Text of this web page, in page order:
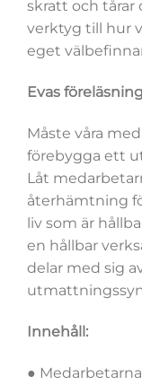
skratt och tårar
verktyg till hur
eget
Evas föreläsning
Måste våra
förebygga ett
Låt
återhämtning
liv som är
en hållbar
delar med sig
Innehåll:
●